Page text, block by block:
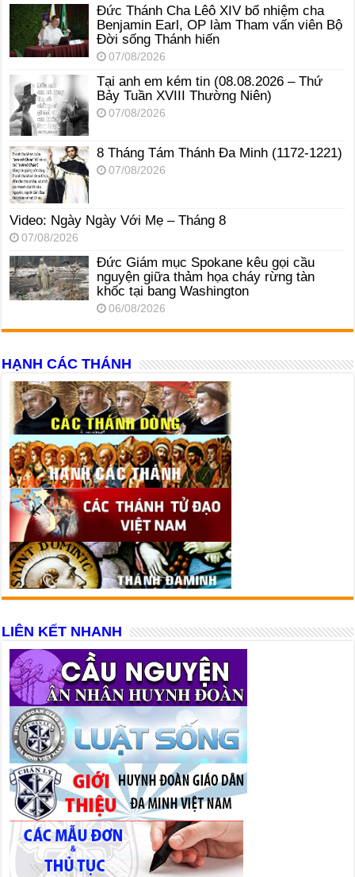
Đức Thánh Cha Lêô XIV bổ nhiệm cha
Benjamin Earl, OP làm Tham vấn viên Bộ
Đời sống Thánh hiến
07/08/2026
Tại anh em kém tin (08.08.2026 – Thứ
Bảy Tuần XVIII Thường Niên)
07/08/2026
8 Tháng Tám Thánh Ða Minh (1172-1221)
07/08/2026
Video: Ngày Ngày Với Mẹ – Tháng 8
07/08/2026
Đức Giám mục Spokane kêu gọi cầu
nguyện giữa thảm họa cháy rừng tàn
khốc tại bang Washington
06/08/2026
HẠNH CÁC THÁNH
LIÊN KẾT NHANH